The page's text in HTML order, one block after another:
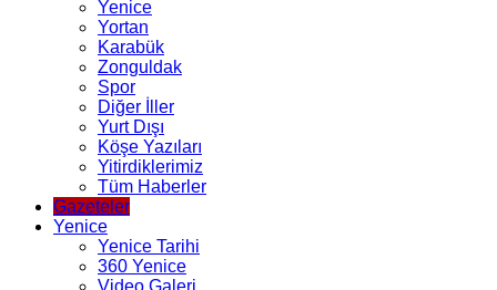
Yenice
Yortan
Karabük
Zonguldak
Spor
Diğer İller
Yurt Dışı
Köşe Yazıları
Yitirdiklerimiz
Tüm Haberler
Gazeteler
Yenice
Yenice Tarihi
360 Yenice
Video Galeri